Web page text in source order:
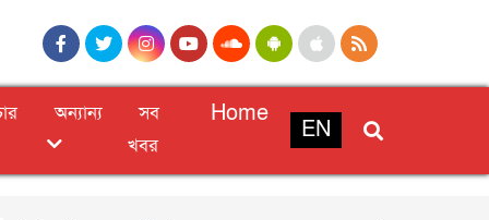
অন্যান্য
সব
খবর
Home
EN